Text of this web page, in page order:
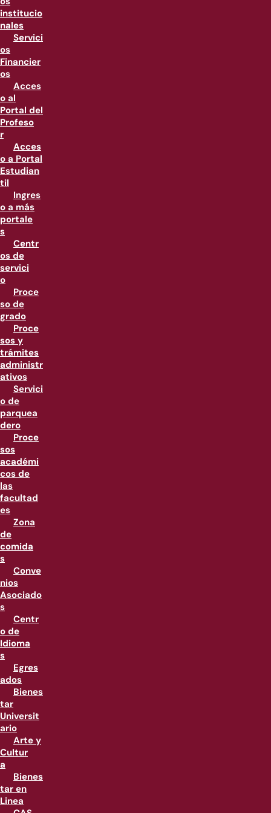
institucio
nales
Servici
os
Financier
os
Acces
o al
Portal del
Profeso
r
Acces
o a Portal
Estudian
til
Ingres
o a más
portale
s
Centr
os de
servici
o
Proce
so de
grado
Proce
sos y
trámites
administr
ativos
Servici
o de
parquea
dero
Proce
sos
académi
cos de
las
facultad
es
Zona
de
comida
s
Conve
nios
Asociado
s
Centr
o de
Idioma
s
Egres
ados
Bienes
tar
Universit
ario
Arte y
Cultur
a
Bienes
tar en
Linea